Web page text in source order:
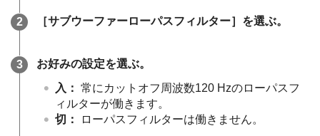
［サブウーファーローパスフィルター］を選ぶ。
お好みの設定を選ぶ。
入 ： 常にカットオフ周波数120 Hzのローパスフ
ィルターが働きます。
切 ： ローパスフィルターは働きません。